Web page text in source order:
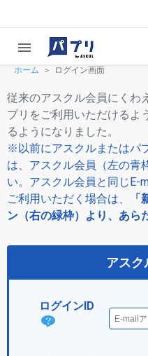
menu
ホーム ログイン画面
従来のアスクル会員にくわ
プリをご利用いただけるよ
るようになりました。
※以前にアスクルまたはパ
は、アスクル会員（左の青
い。アスクル会員と同じE-
ご利用いただく場合は、
ン（右の緑枠）より、あら
アスク
ログインID
ログ